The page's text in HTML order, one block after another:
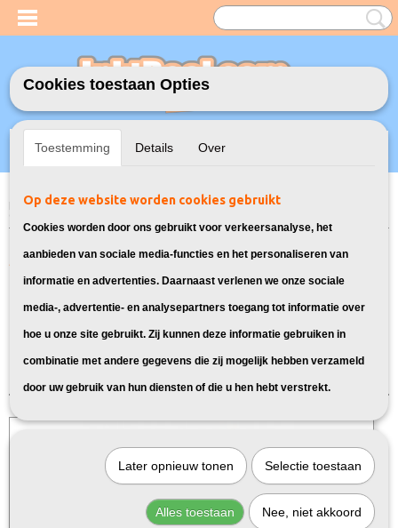
Inloggen Registreren
UW WINKELWAGEN
Home>Model Printer>PGI-5/CLI-8 Inkt cartridges voor Canon
Alle cartridges geschikt voor de
Canon Pixma MP970
Cookies toestaan Opties
Toestemming Details Over
Op deze website worden cookies gebruikt
Cookies worden door ons gebruikt voor verkeersanalyse, het
aanbieden van sociale media-functies en het personaliseren van
informatie en advertenties. Daarnaast verlenen we onze sociale
media-, advertentie- en analysepartners toegang tot informatie over
hoe u onze site gebruikt. Zij kunnen deze informatie gebruiken in
combinatie met andere gegevens die zij mogelijk hebben verzameld
door uw gebruik van hun diensten of die u hen hebt verstrekt.
Later opnieuw tonen Selectie toestaan
Alles toestaan Nee, niet akkoord